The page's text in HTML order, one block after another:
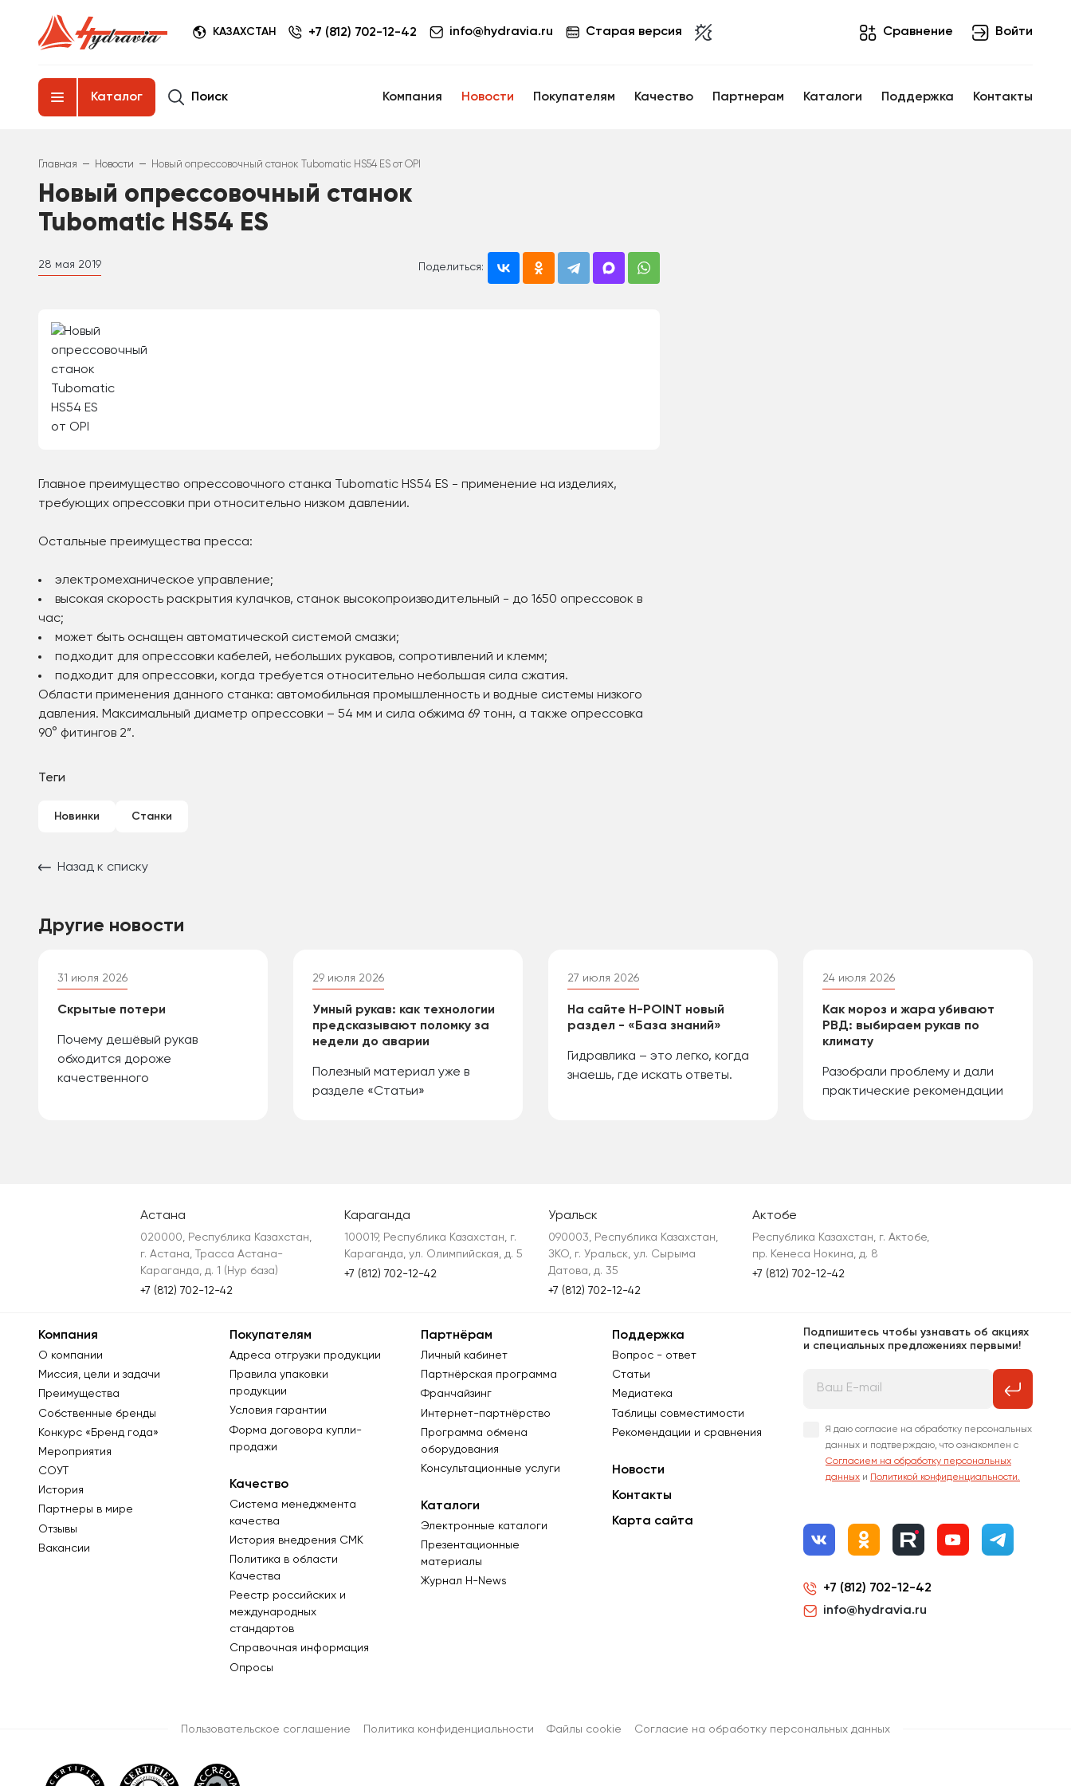
КАЗАХСТАН +7 (812) 702-12-42 info@hydravia.ru Старая версия Cравнение Войти
Каталог Поиск Компания Новости Покупателям Качество Партнерам Каталоги Поддержка Контакты
Главная – Новости – Новый опрессовочный станок Tubomatic HS54 ES от OPI
Новый опрессовочный станок
Tubomatic HS54 ES
28 мая 2019 Поделиться:
Главное преимущество опрессовочного станка Tubomatic HS54 ES - применение на изделиях,
требующих опрессовки при относительно низком давлении.
Остальные преимущества пресса:
электромеханическое управление;
высокая скорость раскрытия кулачков, станок высокопроизводительный - до 1650 опрессовок в
час;
может быть оснащен автоматической системой смазки;
подходит для опрессовки кабелей, небольших рукавов, сопротивлений и клемм;
подходит для опрессовки, когда требуется относительно небольшая сила сжатия.
Области применения данного станка: автомобильная промышленность и водные системы низкого
давления. Максимальный диаметр опрессовки – 54 мм и сила обжима 69 тонн, а также опрессовка
90° фитингов 2”.
Теги
Новинки Станки
Назад к списку
Другие новости
31 июля 2026
Скрытые потери
Почему дешёвый рукав
обходится дороже
качественного
29 июля 2026
Умный рукав: как технологии
предсказывают поломку за
недели до аварии
Полезный материал уже в
разделе «Статьи»
27 июля 2026
На сайте H-POINT новый
раздел - «База знаний»
Гидравлика – это легко, когда
знаешь, где искать ответы.
24 июля 2026
Как мороз и жара убивают
РВД: выбираем рукав по
климату
Разобрали проблему и дали
практические рекомендации
Астана
020000, Республика Казахстан,
г. Астана, Трасса Астана-
Караганда, д. 1 (Нур база)
+7 (812) 702-12-42
Караганда
100019, Республика Казахстан, г.
Караганда, ул. Олимпийская, д. 5
+7 (812) 702-12-42
Уральск
090003, Республика Казахстан,
ЗКО, г. Уральск, ул. Сырыма
Датова, д. 35
+7 (812) 702-12-42
Актобе
Республика Казахстан, г. Актобе,
пр. Кенеса Нокина, д. 8
+7 (812) 702-12-42
Компания
О компании
Миссия, цели и задачи
Преимущества
Собственные бренды
Конкурс «Бренд года»
Мероприятия
СОУТ
История
Партнеры в мире
Отзывы
Вакансии
Покупателям
Адреса отгрузки продукции
Правила упаковки
продукции
Условия гарантии
Форма договора купли-
продажи
Качество
Система менеджмента
качества
История внедрения СМК
Политика в области
Качества
Реестр российских и
международных
стандартов
Справочная информация
Опросы
Партнёрам
Личный кабинет
Партнёрская программа
Франчайзинг
Интернет-партнёрство
Программа обмена
оборудования
Консультационные услуги
Каталоги
Электронные каталоги
Презентационные
материалы
Журнал Н-News
Поддержка
Вопрос - ответ
Статьи
Медиатека
Таблицы совместимости
Рекомендации и сравнения
Новости
Контакты
Карта сайта
Подпишитесь чтобы узнавать об акциях
и специальных предложениях первыми!
Я даю согласие на обработку персональных
данных и подтверждаю, что ознакомлен с
Согласием на обработку персональных
данных и Политикой конфиденциальности.
+7 (812) 702-12-42
info@hydravia.ru
Пользовательское соглашение Политика конфиденциальности Файлы cookie Согласиe на обработку персональных данных